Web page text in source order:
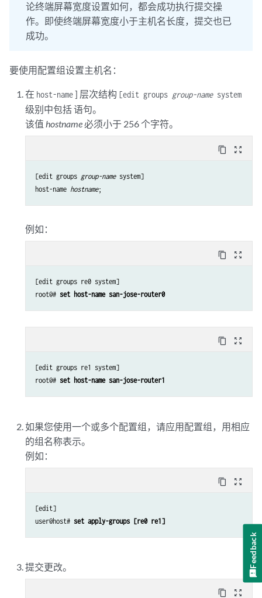
论终端屏幕宽度设置如何，都会成功执行提交操
作。即使终端屏幕宽度小于主机名长度，提交也已
成功。
要使用配置组设置主机名：
在 host-name] 层次结构 [edit groups group-namesystem
级别中包括 语句。
该值hostname必须小于 256 个字符。
content_copy zoom_out_map
[edit groups group-name system]
host-name hostname
例如：
content_copy zoom_out_map
[edit groups re0 system]
root@# set host-name san-jose-router0
content_copy zoom_out_map
[edit groups re1 system]
root@# set host-name san-jose-router1
如果您使用一个或多个配置组，请应用配置组，用相应
的组名称表示。
例如：
content_copy zoom_out_map
[edit]
user@host# set apply-groups [re0 re1]
提交更改。
content_copy zoom_out_map
Feedback